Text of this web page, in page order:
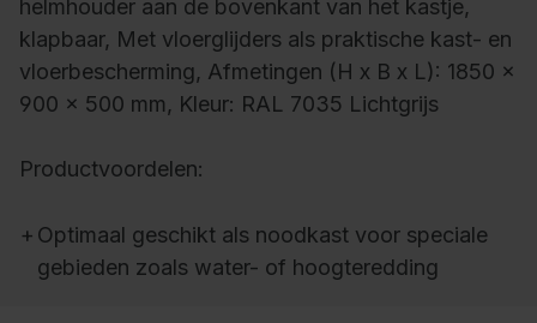
helmhouder aan de bovenkant van het kastje,
klapbaar, Met vloerglijders als praktische kast- en
vloerbescherming, Afmetingen (H x B x L): 1850 x
900 x 500 mm, Kleur: RAL 7035 Lichtgrijs
Productvoordelen:
+ Optimaal geschikt als noodkast voor speciale
gebieden zoals water- of hoogteredding